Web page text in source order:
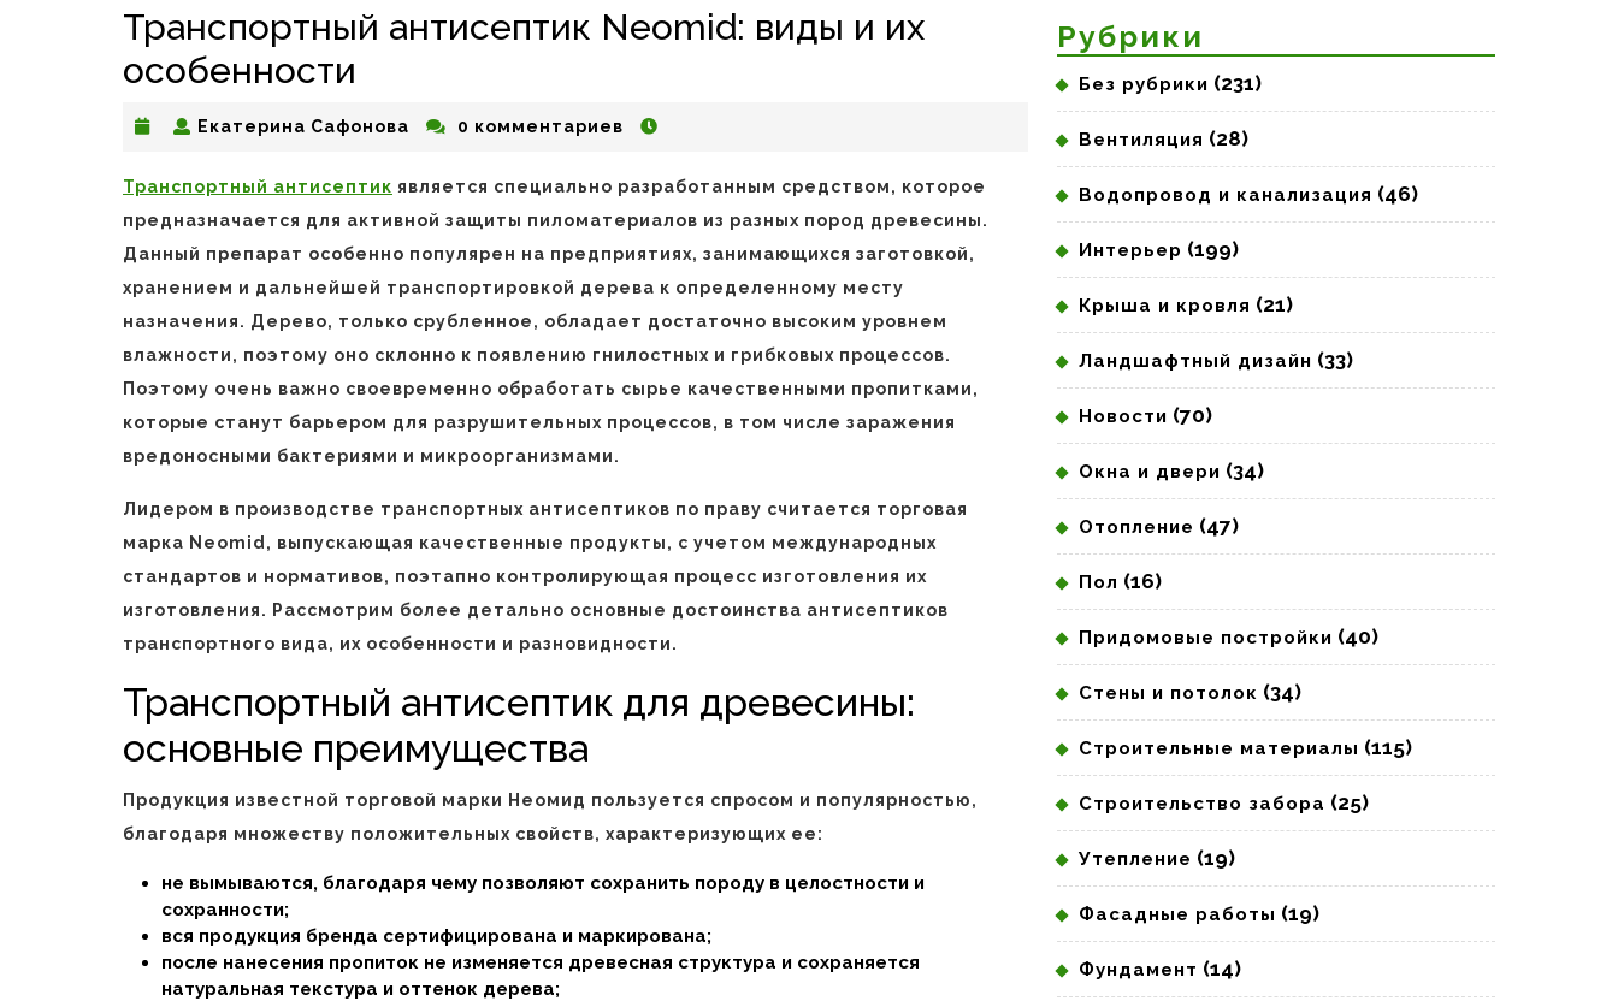
Транспортный антисептик Neomid: виды и их
особенности
Екатерина Сафонова Екатерина
0 комментариев
Транспортный антисептик является специально разработанным средством, которое
предназначается для активной защиты пиломатериалов из разных пород древесины.
Данный препарат особенно популярен на предприятиях, занимающихся заготовкой,
хранением и дальнейшей транспортировкой дерева к определенному месту
назначения. Дерево, только срубленное, обладает достаточно высоким уровнем
влажности, поэтому оно склонно к появлению гнилостных и грибковых процессов.
Поэтому очень важно своевременно обработать сырье качественными пропитками,
которые станут барьером для разрушительных процессов, в том числе заражения
вредоносными бактериями и микроорганизмами.
Лидером в производстве транспортных антисептиков по праву считается торговая
марка Neomid, выпускающая качественные продукты, с учетом международных
стандартов и нормативов, поэтапно контролирующая процесс изготовления их
изготовления. Рассмотрим более детально основные достоинства антисептиков
транспортного вида, их особенности и разновидности.
Транспортный антисептик для древесины:
основные преимущества
Продукция известной торговой марки Неомид пользуется спросом и популярностью,
благодаря множеству положительных свойств, характеризующих ее:
не вымываются, благодаря чему позволяют сохранить породу в целостности и
сохранности;
вся продукция бренда сертифицирована и маркирована;
после нанесения пропиток не изменяется древесная структура и сохраняется
натуральная текстура и оттенок дерева;
Рубрики
Без рубрики (231)
Вентиляция (28)
Водопровод и канализация (46)
Интерьер (199)
Крыша и кровля (21)
Ландшафтный дизайн (33)
Новости (70)
Окна и двери (34)
Отопление (47)
Пол (16)
Придомовые постройки (40)
Стены и потолок (34)
Строительные материалы (115)
Строительство забора (25)
Утепление (19)
Фасадные работы (19)
Фундамент (14)